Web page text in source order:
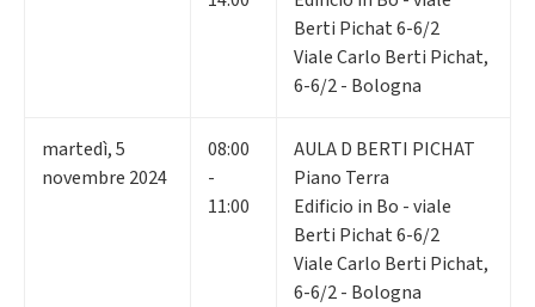
Berti Pichat 6-6/2
Viale Carlo Berti Pichat,
6-6/2 - Bologna
martedì,5
novembre 2024
08:00
-
11:00
AULA D BERTI PICHAT
Piano Terra
Edificio in Bo - viale
Berti Pichat 6-6/2
Viale Carlo Berti Pichat,
6-6/2 - Bologna